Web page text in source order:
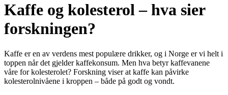
Kaffe og kolesterol – hva sier
forskningen?
Kaffe er en av verdens mest populære drikker, og i Norge er vi helt i
toppen når det gjelder kaffekonsum. Men hva betyr kaffevanene
våre for kolesterolet? Forskning viser at kaffe kan påvirke
kolesterolnivåene i kroppen – både på godt og vondt.